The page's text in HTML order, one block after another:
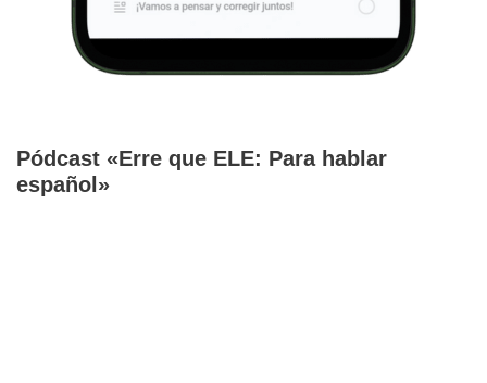
Pódcast «Erre que ELE: Para hablar
español»